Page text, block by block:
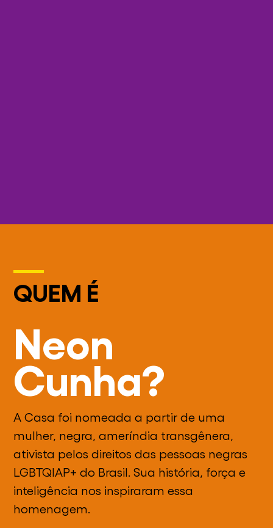
QUEM É
Neon
Cunha?
A Casa foi nomeada a partir de uma
mulher, negra, ameríndia transgênera,
ativista pelos direitos das pessoas negras
LGBTQIAP+ do Brasil. Sua história, força e
inteligência nos inspiraram essa
homenagem.